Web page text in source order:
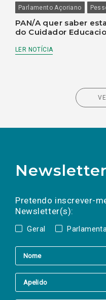
Parlamento Açoriano
PAN/A quer saber
do Cuidador
LER NOTÍCIA
Newsletter
Pretendo inscrever-
Newsletter(s):
Geral
a(s) newsletter(s).
mail